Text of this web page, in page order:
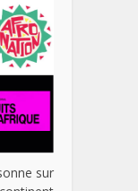
sur